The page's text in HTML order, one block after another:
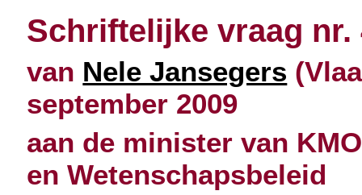
Schriftelijke vraag nr.
van Nele Jansegers
september 2009
aan de minister van
en Wetenschapsbeleid